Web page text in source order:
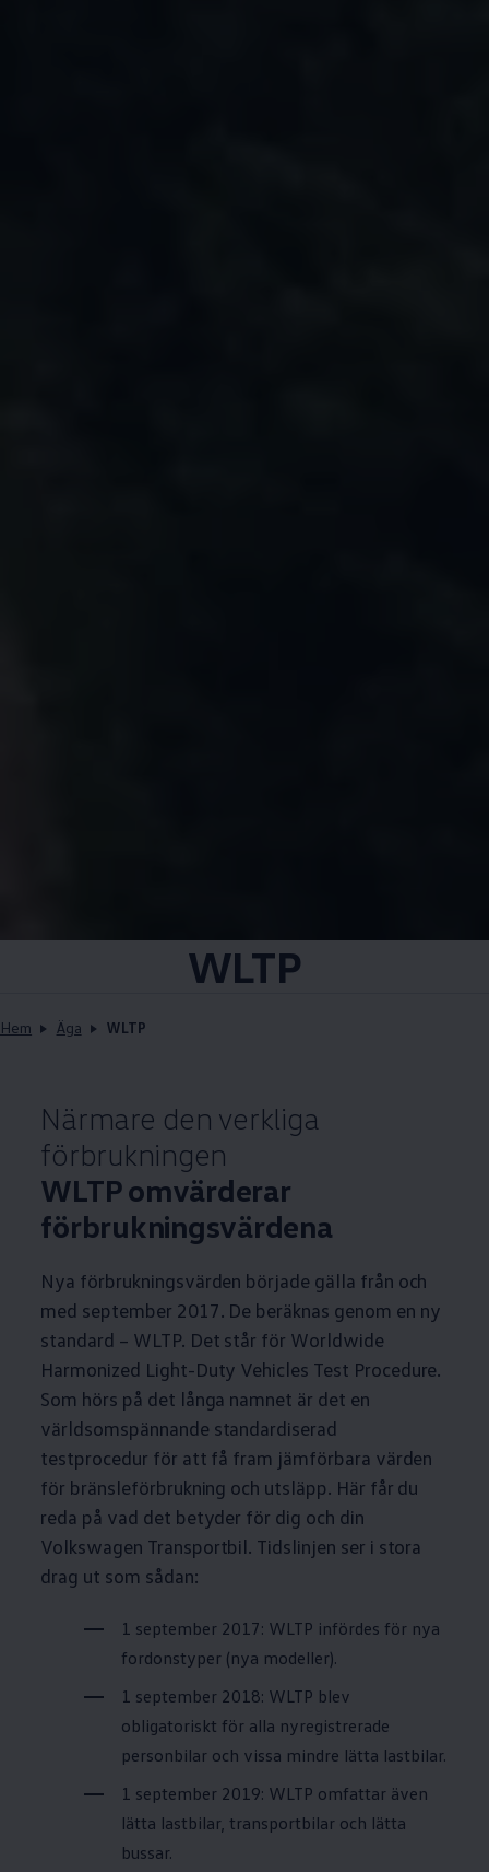
WLTP
Hem Äga WLTP
Närmare den verkliga
förbrukningen
WLTP omvärderar
förbrukningsvärdena
Nya förbrukningsvärden började gälla från och
med september 2017. De beräknas genom en ny
standard – WLTP. Det står för Worldwide
Harmonized Light-Duty Vehicles Test Procedure.
Som hörs på det långa namnet är det en
världsomspännande standardiserad
testprocedur för att få fram jämförbara värden
för bränsleförbrukning och utsläpp. Här får du
reda på vad det betyder för dig och din
Volkswagen Transportbil. Tidslinjen ser i stora
drag ut som sådan:
1 september 2017: WLTP infördes för nya
fordonstyper (nya modeller).
1 september 2018: WLTP blev
obligatoriskt för alla nyregistrerade
personbilar och vissa mindre lätta lastbilar.
1 september 2019: WLTP omfattar även
lätta lastbilar, transportbilar och lätta
bussar.